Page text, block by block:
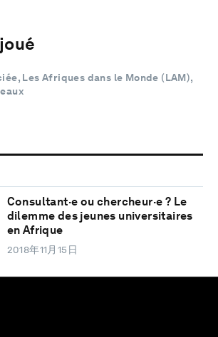
Les Afriques dans le Monde (LAM),
Consultant·e ou chercheur·e ? Le
dilemme des jeunes universitaires
en Afrique
2018年11月15日